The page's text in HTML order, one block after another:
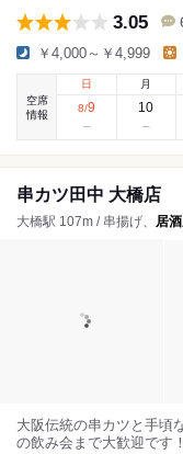
3.05
￥4,000～￥4,999
空席
情報
日
8/9
月
10
串カツ田中 大橋店
大橋駅 107m / 串揚げ、 居
大阪伝統の串カツと手頃
の飲み会まで大歓迎です！